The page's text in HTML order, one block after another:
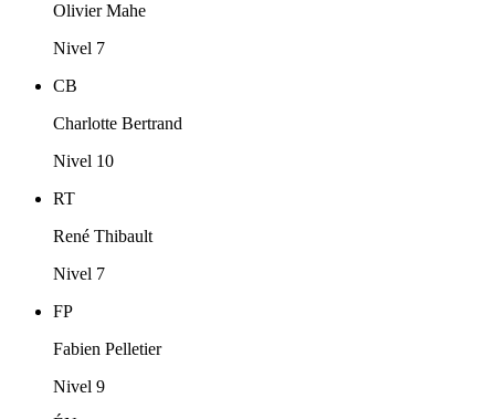
Olivier Mahe
Nivel 7
CB
Charlotte Bertrand
Nivel 10
RT
René Thibault
Nivel 7
FP
Fabien Pelletier
Nivel 9